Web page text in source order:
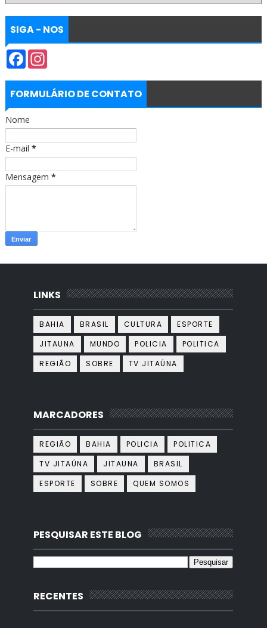
SIGA - NOS
F
e
b
o
k
I
t
a
r
m
FORMULÁRIO DE CONTATO
Nome
E-mail *
Mensagem *
LINKS
BAHIA BRASIL CULTURA
ESPORTE
JITAUNA
MUNDO POLICIA
POLITICA
REGIÃO
SOBRE TV JITAÚNA
MARCADORES
REGIÃO BAHIA POLICIA
POLITICA
TV JITAÚNA
JITAUNA
BRASIL
ESPORTE
SOBRE QUEM SOMOS
PESQUISAR ESTE BLOG
RECENTES